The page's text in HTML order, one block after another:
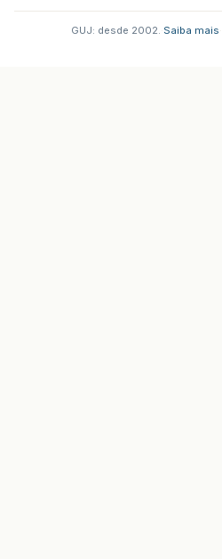
GUJ: desde 2002. Saiba mais